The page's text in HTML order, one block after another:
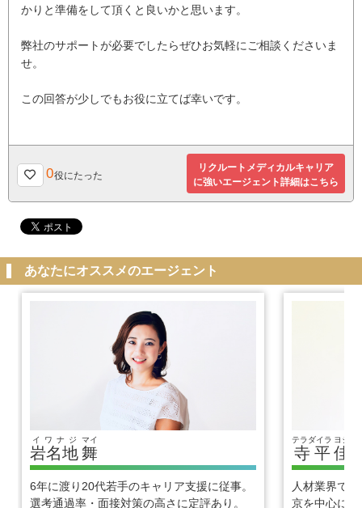
かりと準備をして頂くと良いかと思います。
弊社のサポートが必要でしたらぜひお気軽にご相談くださいま
せ。
この回答が少しでもお役に立てば幸いです。
0役にたった
リクルートメディカルキャリア
に強いエージェント詳細はこちら
あなたにオススメのエージェント
岩名地
イワナジ
舞
マイ
6年に渡り20代若手のキャリア支援に従事。
選考通過率・面接対策の高さに定評あり。
寺平
テラダイラ
佳
ヨシヒ
人材業界で
京を中心に